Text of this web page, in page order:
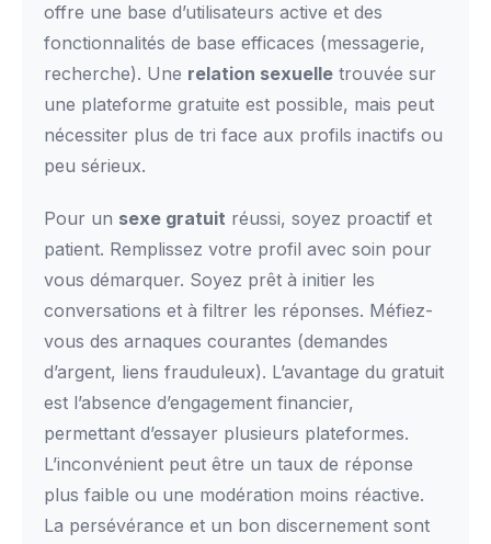
offre une base d’utilisateurs active et des
fonctionnalités de base efficaces (messagerie,
recherche). Une relation sexuelle trouvée sur
une plateforme gratuite est possible, mais peut
nécessiter plus de tri face aux profils inactifs ou
peu sérieux.
Pour un sexe gratuit réussi, soyez proactif et
patient. Remplissez votre profil avec soin pour
vous démarquer. Soyez prêt à initier les
conversations et à filtrer les réponses. Méfiez-
vous des arnaques courantes (demandes
d’argent, liens frauduleux). L’avantage du gratuit
est l’absence d’engagement financier,
permettant d’essayer plusieurs plateformes.
L’inconvénient peut être un taux de réponse
plus faible ou une modération moins réactive.
La persévérance et un bon discernement sont